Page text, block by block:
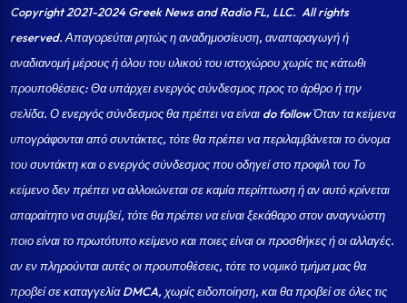
Copyright 2021-2024 Greek News and Radio FL, LLC. All rights
reserved. Απαγορεύται ρητώς η αναδημοσίευση, αναπαραγωγή ή
αναδιανομή μέρους ή όλου του υλικού του ιστοχώρου χωρίς τις κάτωθι
προυποθέσεις: Θα υπάρχει ενεργός σύνδεσμος προς το άρθρο ή την
σελίδα.Ο ενεργός σύνδεσμος θα πρέπει να είναι do follow Όταν τα κείμενα
υπογράφονται από συντάκτες, τότε θα πρέπει να περιλαμβάνεται το όνομα
του συντάκτη και ο ενεργός σύνδεσμος που οδηγεί στο προφίλ του Το
κείμενο δεν πρέπει να αλλοιώνεται σε καμία περίπτωση ή αν αυτό κρίνεται
απαραίτητο να συμβεί, τότε θα πρέπει να είναι ξεκάθαρο στον αναγνώστη
ποιο είναι το πρωτότυπο κείμενο και ποιες είναι οι προσθήκες ή οι αλλαγές.
αν εν πληρούνται αυτές οι προυποθέσεις, τότε το νομικό τμήμα μας θα
προβεί σε καταγγελία DMCA, χωρίς ειδοποίηση, και θα προβεί σε όλες τις